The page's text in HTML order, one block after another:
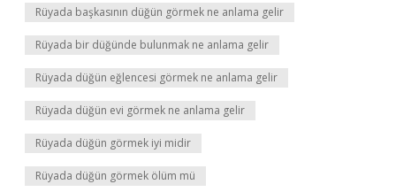
Rüyada başkasının düğün görmek ne anlama gelir
Rüyada bir düğünde bulunmak ne anlama gelir
Rüyada düğün eğlencesi görmek ne anlama gelir
Rüyada düğün evi görmek ne anlama gelir
Rüyada düğün görmek iyi midir
Rüyada düğün görmek ölüm mü